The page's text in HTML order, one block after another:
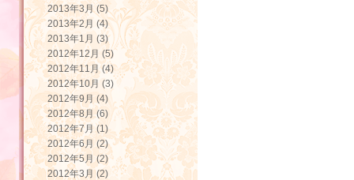
2013年3月 (5)
2013年2月 (4)
2013年1月 (3)
2012年12月 (5)
2012年11月 (4)
2012年10月 (3)
2012年9月 (4)
2012年8月 (6)
2012年7月 (1)
2012年6月 (2)
2012年5月 (2)
2012年3月 (2)